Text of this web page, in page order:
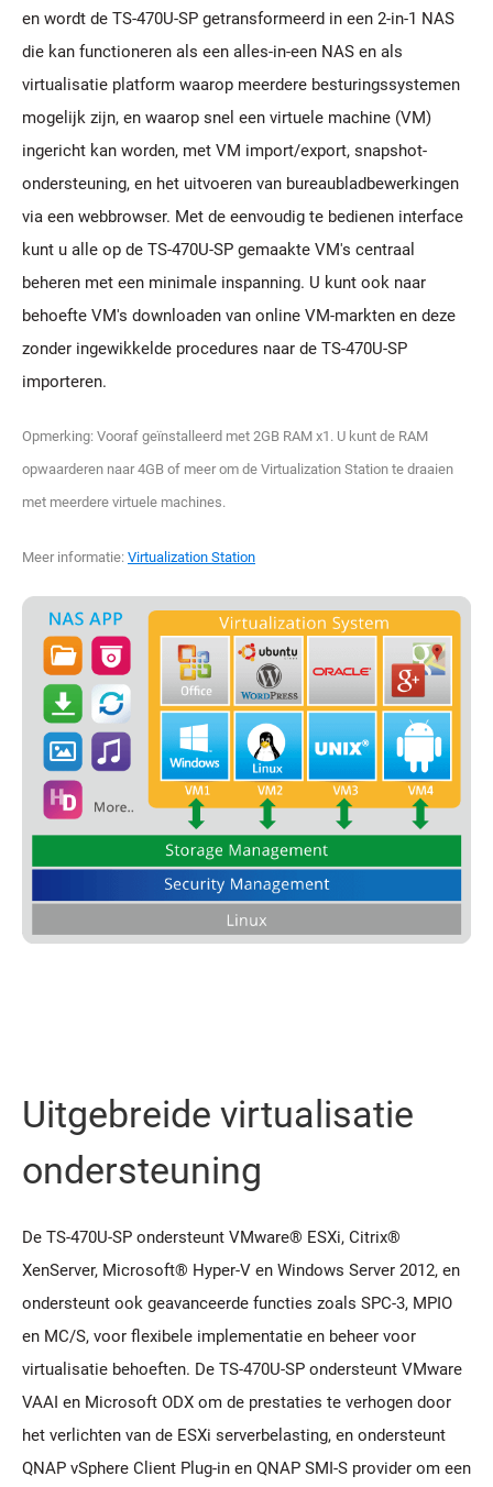
en wordt de TS-470U-SP getransformeerd in een 2-in-1 NAS
die kan functioneren als een alles-in-een NAS en als
virtualisatie platform waarop meerdere besturingssystemen
mogelijk zijn, en waarop snel een virtuele machine (VM)
ingericht kan worden, met VM import/export, snapshot-
ondersteuning, en het uitvoeren van bureaubladbewerkingen
via een webbrowser. Met de eenvoudig te bedienen interface
kunt u alle op de TS-470U-SP gemaakte VM's centraal
beheren met een minimale inspanning. U kunt ook naar
behoefte VM's downloaden van online VM-markten en deze
zonder ingewikkelde procedures naar de TS-470U-SP
importeren.
Opmerking: Vooraf geïnstalleerd met 2GB RAM x1. U kunt de RAM
opwaarderen naar 4GB of meer om de Virtualization Station te draaien
met meerdere virtuele machines.
Meer informatie: Virtualization Station
Uitgebreide virtualisatie
ondersteuning
De TS-470U-SP ondersteunt VMware® ESXi, Citrix®
XenServer, Microsoft® Hyper-V en Windows Server 2012, en
ondersteunt ook geavanceerde functies zoals SPC-3, MPIO
en MC/S, voor flexibele implementatie en beheer voor
virtualisatie behoeften. De TS-470U-SP ondersteunt VMware
VAAI en Microsoft ODX om de prestaties te verhogen door
het verlichten van de ESXi serverbelasting, en ondersteunt
QNAP vSphere Client Plug-in en QNAP SMI-S provider om een